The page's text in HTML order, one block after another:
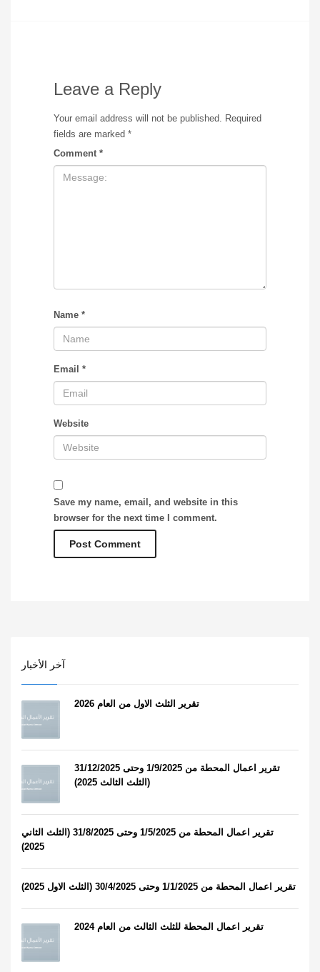
Leave a Reply
Your email address will not be published. Required
fields are marked *
Comment *
Name *
Email *
Website
Save my name, email, and website in this
browser for the next time I comment.
آخر الأخبار
تقرير الثلث الاول من العام 2026
تقرير اعمال المحطة من 1/9/2025 وحتى 31/12/2025
(الثلث الثالث 2025)
تقرير اعمال المحطة من 1/5/2025 وحتى 31/8/2025 (الثلث الثاني
2025)
تقرير اعمال المحطة من 1/1/2025 وحتى 30/4/2025 (الثلث الاول 2025)
تقرير اعمال المحطة للثلث الثالث من العام 2024